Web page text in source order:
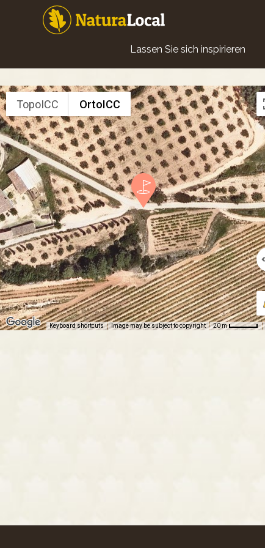
Main
navigation
Lassen Sie sich inspirieren
TopoICC OrtoICC
Keyboard shortcuts Image may be subject to copyright 20 m